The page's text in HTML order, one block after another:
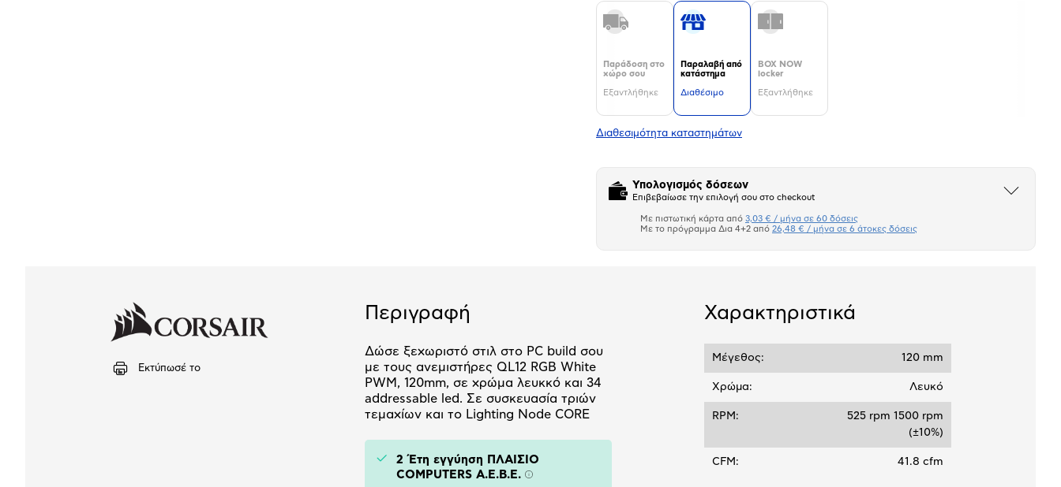
Παράδοση στο
χώρο σου
Εξαντλήθηκε
Παραλαβή από
κατάστημα
Διαθέσιμο
BOX NOW
locker
Εξαντλήθηκε
Διαθεσιμότητα καταστημάτων
Υπολογισμός δόσεων
Επιβεβαίωσε την επιλογή σου στο checkout
Άνοιξε
Πιστωτική κάρτα
3,03 €
Με πιστωτική κάρτα από 3,03 € / μήνα σε 60 δόσεις
Με το πρόγραμμα Δια 4+2 από 26,48 € / μήνα σε 6 άτοκες δόσεις
Εκτύπωσέ το
Περιγραφή
Δώσε ξεχωριστό στιλ στο PC build σου
με τους ανεμιστήρες QL12 RGB White
PWM, 120mm, σε χρώμα λευκκό και 34
addressable led. Σε συσκευασία τριών
τεμαχίων και το Lighting Node CORE
2 Έτη εγγύηση ΠΛΑΙΣΙΟ
COMPUTERS A.E.B.E. Πληροφορίες
Χαρακτηριστικά
Μέγεθος: 120 mm
Χρώμα: Λευκό
RPM:
525 rpm 1500 rpm
(±10%)
CFM: 41.8 cfm